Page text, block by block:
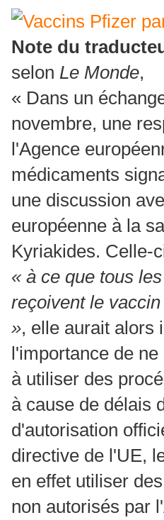
Note du
selon Le Monde,
« Dans un
novembre, une
l'Agence
médicaments
une discussion
européenne à la
Kyriakides. Celle-
« à ce que tous
reçoivent le
», elle aurait alors
l'importance de ne
à utiliser des
à cause de délais
d'autorisation
directive de l'UE,
en effet utiliser
non autorisés par